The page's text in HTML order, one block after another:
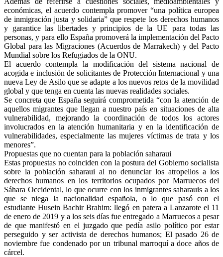
económicas, el acuerdo contempla promover “una política europea
de inmigración justa y solidaria” que respete los derechos humanos
y garantice las libertades y principios de la UE para todas las
personas, y para ello España promoverá la implementación del Pacto
Global para las Migraciones (Acuerdos de Marrakech) y del Pacto
Mundial sobre los Refugiados de la ONU.
El acuerdo contempla la modificación del sistema nacional de
acogida e inclusión de solicitantes de Protección Internacional y una
nueva Ley de Asilo que se adapte a los nuevos retos de la movilidad
global y que tenga en cuenta las nuevas realidades sociales.
Se concreta que España seguirá comprometida “con la atención de
aquellos migrantes que llegan a nuestro país en situaciones de alta
vulnerabilidad, mejorando la coordinación de todos los actores
involucrados en la atención humanitaria y en la identificación de
vulnerabilidades, especialmente las mujeres víctimas de trata y los
menores”.
Propuestas que no cuentan para la población saharaui
Estas propuestas no coinciden con la postura del Gobierno socialista
sobre la población saharaui al no denunciar los atropellos a los
derechos humanos en los territorios ocupados por Marruecos del
Sáhara Occidental, lo que ocurre con los inmigrantes saharauis a los
que se niega la nacionalidad española, o lo que pasó con el
estudiante Husein Bachir Brahim: llegó en patera a Lanzarote el 11
de enero de 2019 y a los seis días fue entregado a Marruecos a pesar
de que manifestó en el juzgado que pedía asilo político por estar
perseguido y ser activista de derechos humanos; El pasado 26 de
noviembre fue condenado por un tribunal marroquí a doce años de
cárcel.